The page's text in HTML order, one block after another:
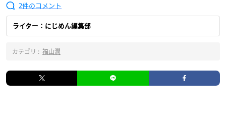
2
ライター：にじめん編集部
カテゴリ : 福山潤